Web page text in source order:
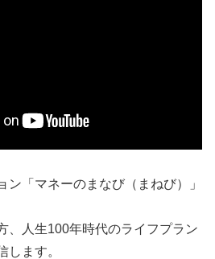
ン「マネーのまなび（まねび）」
、人生100年時代のライフプラン
します。